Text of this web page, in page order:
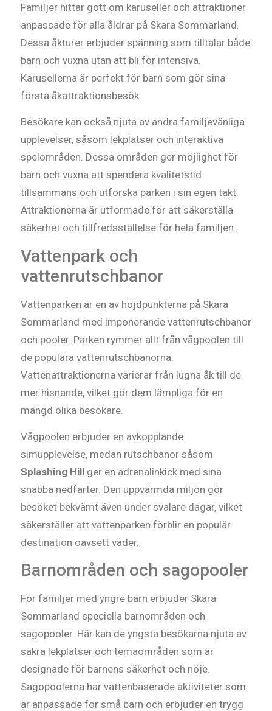
Familjer hittar gott om karuseller och attraktioner
anpassade för alla åldrar på Skara Sommarland.
Dessa åkturer erbjuder spänning som tilltalar både
barn och vuxna utan att bli för intensiva.
Karusellerna är perfekt för barn som gör sina
första åkattraktionsbesök.
Besökare kan också njuta av andra familjevänliga
upplevelser, såsom lekplatser och interaktiva
spelområden. Dessa områden ger möjlighet för
barn och vuxna att spendera kvalitetstid
tillsammans och utforska parken i sin egen takt.
Attraktionerna är utformade för att säkerställa
säkerhet och tillfredsställelse för hela familjen.
Vattenpark och
vattenrutschbanor
Vattenparken är en av höjdpunkterna på Skara
Sommarland med imponerande vattenrutschbanor
och pooler. Parken rymmer allt från vågpoolen till
de populära vattenrutschbanorna.
Vattenattraktionerna varierar från lugna åk till de
mer hisnande, vilket gör dem lämpliga för en
mängd olika besökare.
Vågpoolen erbjuder en avkopplande
simupplevelse, medan rutschbanor såsom
Splashing Hill ger en adrenalinkick med sina
snabba nedfarter. Den uppvärmda miljön gör
besöket bekvämt även under svalare dagar, vilket
säkerställer att vattenparken förblir en populär
destination oavsett väder.
Barnområden och sagopooler
För familjer med yngre barn erbjuder Skara
Sommarland speciella barnområden och
sagopooler. Här kan de yngsta besökarna njuta av
säkra lekplatser och temaområden som är
designade för barnens säkerhet och nöje.
Sagopoolerna har vattenbaserade aktiviteter som
är anpassade för små barn och erbjuder en trygg